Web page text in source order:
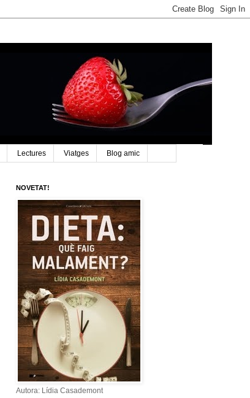
Lectures Viatges Blog amic
NOVETAT!
Autora: Lídia Casademont